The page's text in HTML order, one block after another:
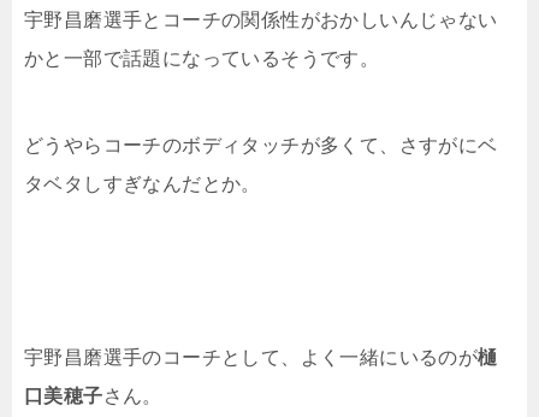
宇野昌磨選手とコーチの関係性がおかしいんじゃない
かと一部で話題になっているそうです。
どうやらコーチのボディタッチが多くて、さすがにベ
タベタしすぎなんだとか。
宇野昌磨選手のコーチとして、よく一緒にいるのが樋
口美穂子さん。